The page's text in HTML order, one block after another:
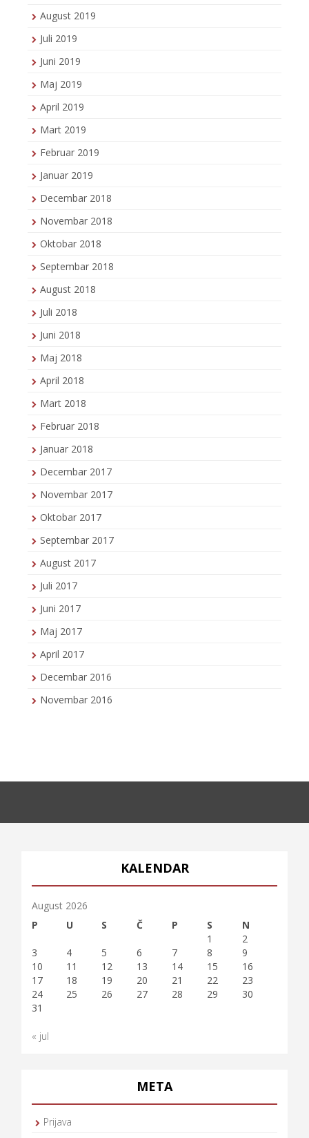
August 2019
Juli 2019
Juni 2019
Maj 2019
April 2019
Mart 2019
Februar 2019
Januar 2019
Decembar 2018
Novembar 2018
Oktobar 2018
Septembar 2018
August 2018
Juli 2018
Juni 2018
Maj 2018
April 2018
Mart 2018
Februar 2018
Januar 2018
Decembar 2017
Novembar 2017
Oktobar 2017
Septembar 2017
August 2017
Juli 2017
Juni 2017
Maj 2017
April 2017
Decembar 2016
Novembar 2016
KALENDAR
August 2026
P
U S Č P S
N
1
2
3
4 5 6 7 8
9
10
11 12 13 14 15
16
17
18 19 20 21 22
23
24
25 26 27 28 29
30
31
« jul
META
Prijava